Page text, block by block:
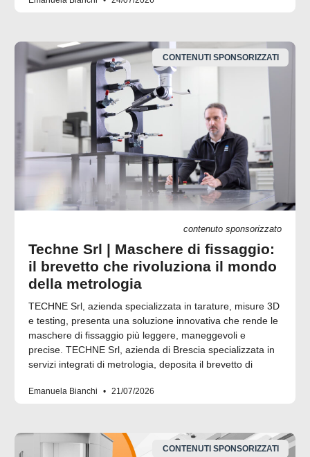
CONTENUTI SPONSORIZZATI
contenuto sponsorizzato
Techne Srl | Maschere di fissaggio:
il brevetto che rivoluziona il mondo
della metrologia
TECHNE Srl, azienda specializzata in tarature, misure 3D
e testing, presenta una soluzione innovativa che rende le
maschere di fissaggio più leggere, maneggevoli e
precise. TECHNE Srl, azienda di Brescia specializzata in
servizi integrati di metrologia, deposita il brevetto di
Emanuela Bianchi 21/07/2026
CONTENUTI SPONSORIZZATI